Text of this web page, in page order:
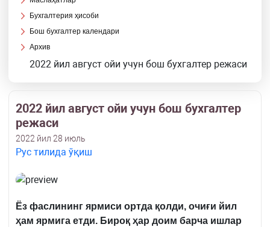
Бухгалтерия ҳисоби
Бош бухгалтер календари
Архив
2022 йил август ойи учун бош бухгалтер режаси
2022 йил август ойи учун бош бухгалтер
режаси
2022 йил 28 июль
Рус тилида ўқиш
Ёз фаслининг ярмиси ортда қолди, очиғи йил
ҳам ярмига етди. Бироқ ҳар доим барча ишлар